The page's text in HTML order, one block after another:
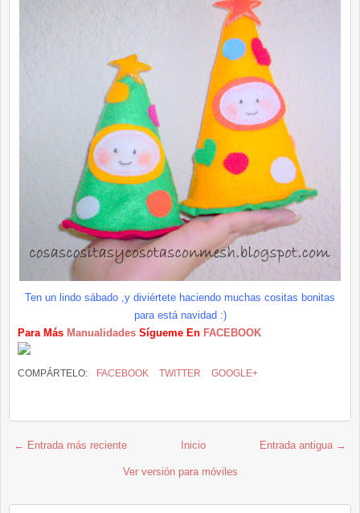
Ten un lindo sábado ,y diviértete haciendo muchas cositas bonitas
para está navidad :)
Para Más Manualidades Sígueme En FACEBOOK
COMPÁRTELO: FACEBOOK TWITTER GOOGLE+
← Entrada más reciente Entrada antigua →
Inicio
Ver versión para móviles